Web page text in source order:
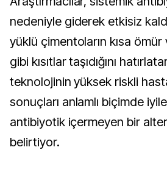
nedeniyle giderek etkisiz
yüklü çimentoların kısa ömür
gibi kısıtlar taşıdığını
teknolojinin yüksek riskli
sonuçları anlamlı biçimde
antibiyotik içermeyen bir
belirtiyor.